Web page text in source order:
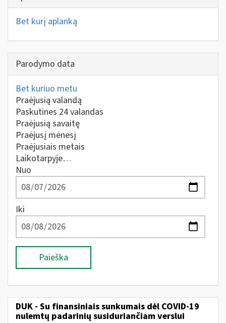
Bet kurį aplanką
Parodymo data
Bet kuriuo metu
Praėjusią valandą
Paskutines 24 valandas
Praėjusią savaitę
Praėjusį mėnesį
Praėjusiais metais
Laikotarpyje…
Nuo
Iki
Paieška
DUK - Su finansiniais sunkumais dėl COVID-19
nulemtų padarinių susiduriančiam verslui